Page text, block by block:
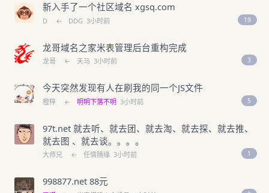
新入手了一个社区域名 xgsq.com
D ← DDG 3小时前 19
龙哥域名之家米表管理后台重构完成
龙哥 ← 天马 3小时前 3
今天突然发现有人在刷我的同一个JS文件
橙梓 ← 明明下落不明 3小时前 5
97t.net 就去听、就去团、就去淘、就去探、就去推、
就去图 、就去谈。。。。
大师兄 ← 任情随缘 3小时前 1
998877.net 88元